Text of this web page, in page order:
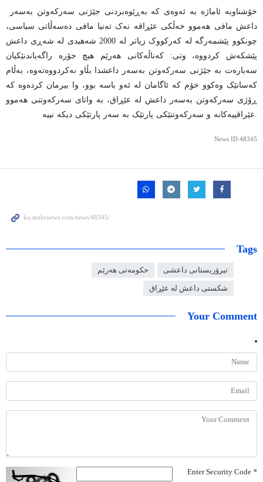
خۆشناو
داعش مافی هەموو خەڵکی عێڕاقە نەک تەنیا مافی دەسەڵاتی سیاسی،
چونکوو پێشمەرگە لە کەرکووک زیاتر لە 2000 شەهیدی لە شەڕی داعش
پێشکەش کردووە، وتی: کەناڵەکانی هەرێم هیچ جۆرە راگەیاندنێکیان
سەبارەت بە جێژنی سەرکەوتن بەسەر داعشدا بڵاو نەکردووەتەوە، بەڵام
کەسانێک وەکوو خۆم کە ئاگامان لە ئەو باسە بوو، وا بیرمان کردەوە کە
ڕۆژی سەرکەوتن بەسەر داعش لە عێڕاق، بە واتای سەرکەوتنی هەموو
عێراقییەکانە و سەرکەوتنێکی پارتێک بە سەر پارتێکی دیکە نییە.
News ID 48345
Tags
تیرۆریستانی داعشی حکومەتی هەرێم
شکستی داعش لە عێڕاق
Your Comment
*